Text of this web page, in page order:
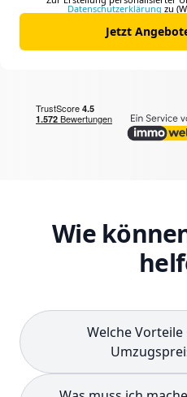
Datenschutzerklärung zu
Jetzt
Wie
Welche